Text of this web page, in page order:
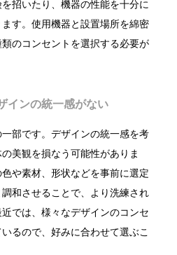
招いたり、機器の性能を十分に
す。使用機器と設置場所を綿密
のコンセントを選択する必要が
インの統一感がない
部です。デザインの統一感を考
美観を損なう可能性がありま
や素材、形状などを事前に選定
和させることで、より洗練され
では、様々なデザインのコンセ
るので、好みに合わせて選ぶこ